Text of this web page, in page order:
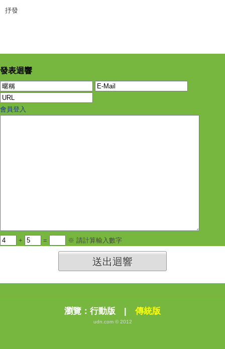
抒發
發表迴響
會員登入
+ = ※ 請計算輸入數字
送出迴響
瀏覽： 行動版 | 傳統版
udn.com © 2012